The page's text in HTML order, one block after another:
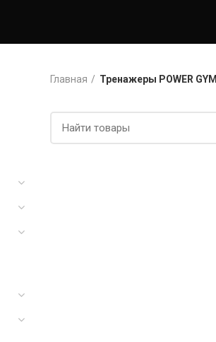
Главная Тренажеры POWER GYM